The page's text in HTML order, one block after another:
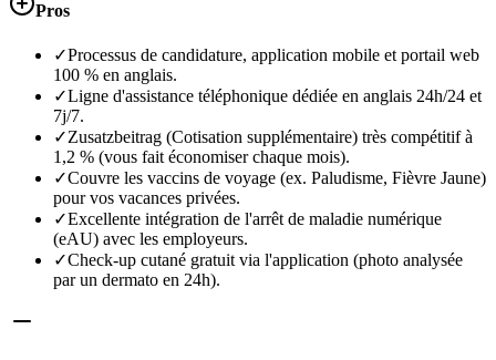
Pros
✓Processus de candidature, application mobile et portail web
100 % en anglais.
✓Ligne d'assistance téléphonique dédiée en anglais 24h/24 et
7j/7.
✓Zusatzbeitrag (Cotisation supplémentaire) très compétitif à
1,2 % (vous fait économiser chaque mois).
✓Couvre les vaccins de voyage (ex. Paludisme, Fièvre Jaune)
pour vos vacances privées.
✓Excellente intégration de l'arrêt de maladie numérique
(eAU) avec les employeurs.
✓Check-up cutané gratuit via l'application (photo analysée
par un dermato en 24h).